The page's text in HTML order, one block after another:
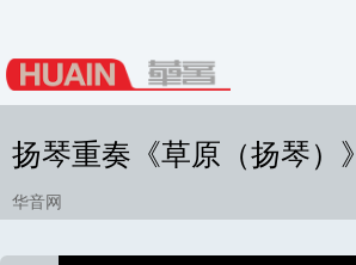
扬琴重奏《草原（扬琴）》
华音网